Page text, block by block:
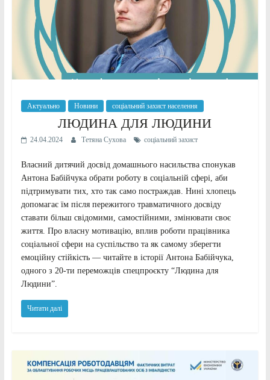
Актуально Новини соціальний захист населення
ЛЮДИНА ДЛЯ ЛЮДИНИ
24.04.2024 Тетяна Сухова соціальний захист
Власний дитячий досвід домашнього насильства спонукав
Антона Бабійчука обрати роботу в соціальній сфері, аби
підтримувати тих, хто так само постраждав. Нині хлопець
допомагає їм після пережитого травматичного досвіду
ставати більш свідомими, самостійними, змінювати своє
життя. Про власну мотивацію, вплив роботи працівника
соціальної сфери на суспільство та як самому зберегти
емоційну стійкість — читайте в історії Антона Бабійчука,
одного з 20-ти переможців спецпроєкту “Людина для
Людини”.
Читати далі